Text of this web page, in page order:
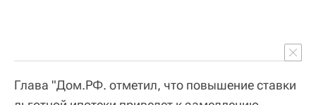
Глава "Дом.РФ. отметил, что повышение ставки